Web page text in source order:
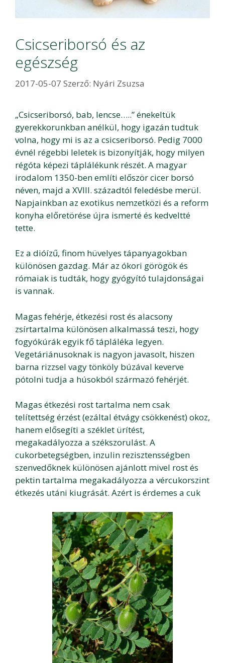
Csicseriborsó és az
egészség
2017-05-07 Szerző: Nyári Zsuzsa
„Csicseriborsó, bab, lencse…..” énekeltük
gyerekkorunkban anélkül, hogy igazán tudtuk
volna, hogy mi is az a csicseriborsó. Pedig 7000
évnél régebbi leletek is bizonyítják, hogy milyen
régóta képezi táplálékunk részét. A magyar
irodalom 1350-ben említi először cicer borsó
néven, majd a XVIII. századtól feledésbe merül.
Napjainkban az exotikus nemzetközi és a reform
konyha előretörése újra ismerté és kedveltté
tette.
Ez a dióízű, finom hüvelyes tápanyagokban
különösen gazdag. Már az ókori görögök és
rómaiak is tudták, hogy gyógyító tulajdonságai
is vannak.
Magas fehérje, étkezési rost és alacsony
zsírtartalma különösen alkalmassá teszi, hogy
fogyókúrák egyik fő tápláléka legyen.
Vegetáriánusoknak is nagyon javasolt, hiszen
barna rizzsel vagy tönköly búzával keverve
pótolni tudja a húsokból származó fehérjét.
Magas étkezési rost tartalma nem csak
telítettség érzést (ezáltal étvágy csökkenést) okoz,
hanem elősegíti a széklet ürítést,
megakadályozza a székszorulást. A
cukorbetegségben, inzulin rezisztensségben
szenvedőknek különösen ajánlott mivel rost és
pektin tartalma megakadályozza a vércukorszint
étkezés utáni kiugrását. Azért is érdemes a cuk